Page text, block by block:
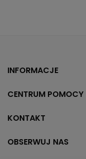
INFORMACJE
CENTRUM POMOCY
KONTAKT
OBSERWUJ NAS